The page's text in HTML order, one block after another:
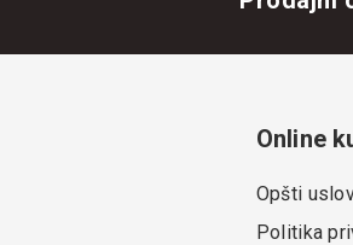
Online
Opšti
Politika